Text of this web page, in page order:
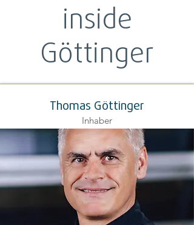
inside
Göttinger
Thomas Göttinger
Inhaber